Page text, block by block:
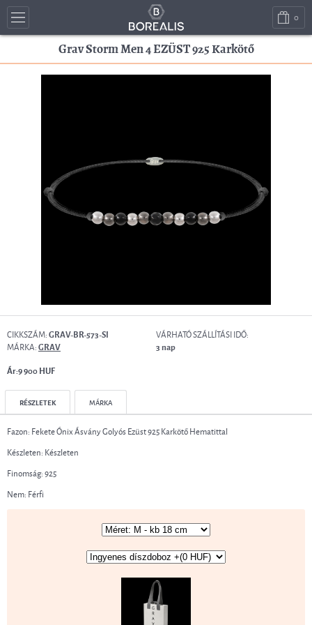
0
Grav Storm Men 4 EZÜST 925 Karkötő
CIKKSZÁM:GRAV-BR-573-SI
MÁRKA:GRAV
VÁRHATÓ SZÁLLÍTÁSI IDŐ:
3 nap
Ár:9 900 HUF
RÉSZLETEK MÁRKA
Fazon: Fekete Ónix Ásvány Golyós Ezüst 925 Karkötő Hematittal
Készleten: Készleten
Finomság: 925
Nem: Férfi